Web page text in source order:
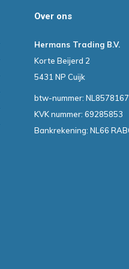
Over ons
Hermans Trading B.V.
Korte Beijerd 2
5431 NP Cuijk
btw-nummer:
KVK nummer: 69285853
Bankrekening: NL66